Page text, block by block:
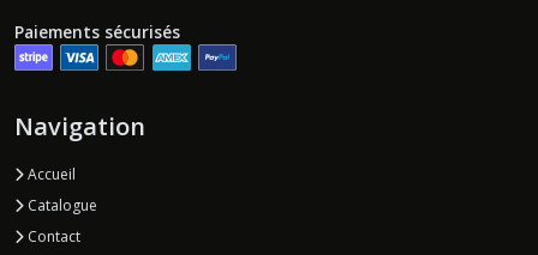
Paiements sécurisés
Navigation
Accueil
Catalogue
Contact